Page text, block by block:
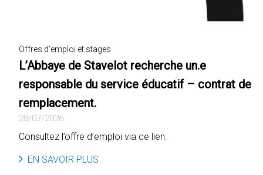
Offres d'emploi et stages
L’Abbaye de Stavelot recherche un.e
responsable du service éducatif – contrat de
remplacement.
28/07/2026
Consultez l’offre d’emploi via ce lien.
EN SAVOIR PLUS